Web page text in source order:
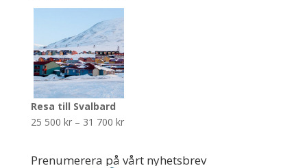
23
900 kr
till
28
400 kr
Resa till Svalbard
25 500 kr – 31 700 krPrisintervall:
500 kr
Prenumerera på vårt nyhetsbrev